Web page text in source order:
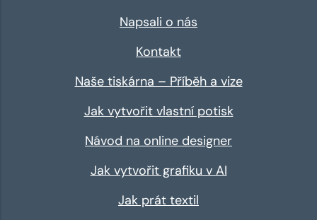
Napsali o nás
Kontakt
Naše tiskárna – Příběh a vize
Jak vytvořit vlastní potisk
Návod na online designer
Jak vytvořit grafiku v AI
Jak prát textil